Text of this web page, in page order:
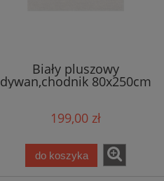
Biały pluszowy
dywan,chodnik 80x250cm
199,00 zł
do koszyka